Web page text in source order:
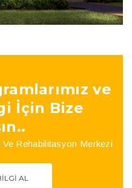
ve
İçin Bize
Rehabilitasyon Merkezi
AL